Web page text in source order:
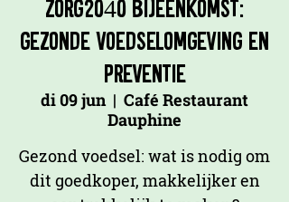
Zorg2040 bijeenkomst:
gezonde voedselomgeving en
preventie
di 09 jun
  |
Café Restaurant
Dauphine
Gezond voedsel: wat is nodig om
dit goedkoper, makkelijker en